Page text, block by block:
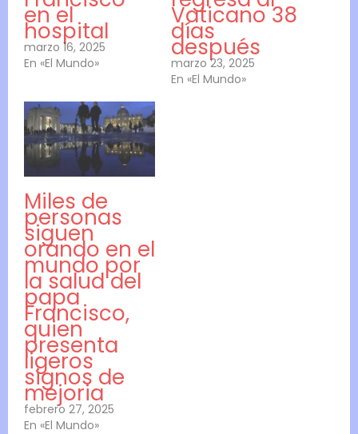
en el
hospital
marzo 16, 2025
En «El Mundo»
Vaticano 38
días
después
marzo 23, 2025
En «El Mundo»
Miles de
personas
siguen
orando en el
mundo por
la salud del
papa
Francisco,
quien
presenta
ligeros
signos de
mejoria
febrero 27, 2025
En «El Mundo»